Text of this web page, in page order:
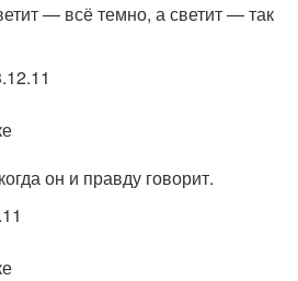
— всё темно, а светит — так
он и правду говорит.